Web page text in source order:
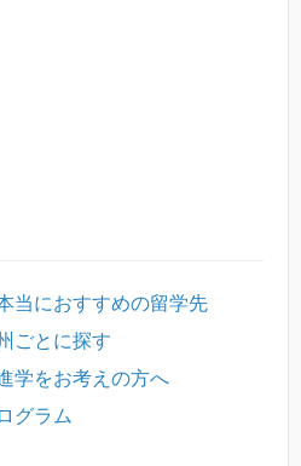
当におすすめの留学先
ごとに探す
学をお考えの方へ
グラム